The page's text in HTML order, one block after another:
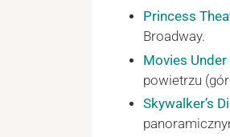
Princess
Broadway.
Movies
powietrzu
Skywalker’s